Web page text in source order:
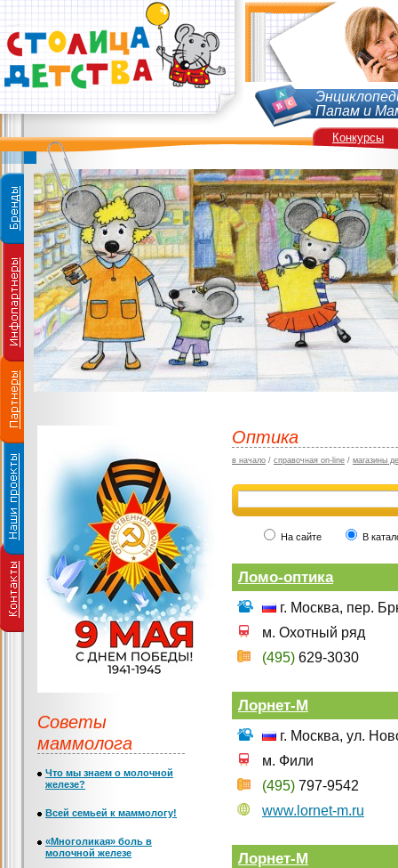
Папам и
Оптика
в начало / справочная on-line / магазины
На сайте В
Ломо-оптика
г. Москва, пер.
м. Охотный ряд
(495) 629-3030
Лорнет-М
г. Москва, ул.
м. Фили
(495) 797-9542
www.lornet-m.ru
Лорнет-М
Советы
маммолога
Что мы знаем о молочной
железе?
Всей семьей к маммологу!
«Многоликая» боль в
молочной железе
Конкурсы